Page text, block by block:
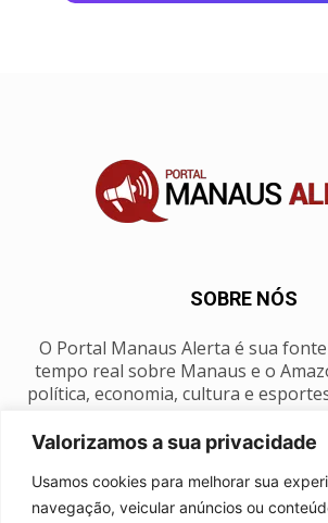
Valorizamos a sua privacidade
Usamos cookies para melhorar sua
navegação, veicular anúncios ou
SOBRE NÓS
O Portal Manaus Alerta é sua
tempo real sobre Manaus e o
política, economia, cultura e